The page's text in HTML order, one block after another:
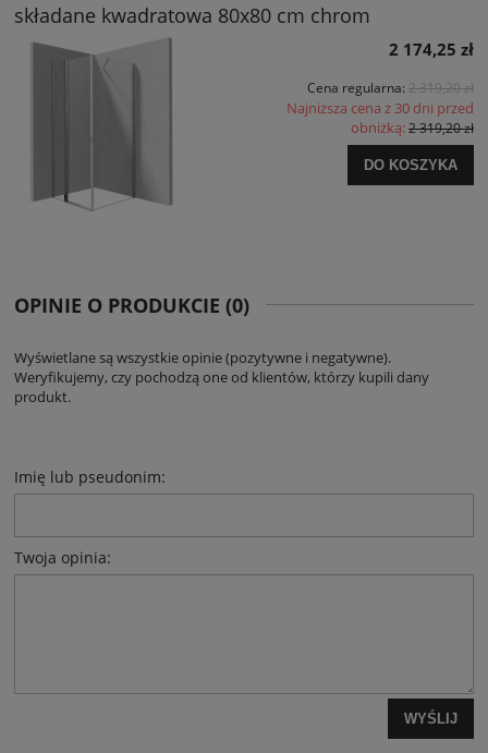
składane kwadratowa 80x80 cm chrom
2 174,25 zł
Cena regularna: 2 319,20 zł
Najniższa cena z 30 dni przed
obniżką:2 319,20 zł
DO KOSZYKA
OPINIE O PRODUKCIE (0)
Wyświetlane są wszystkie opinie (pozytywne i negatywne).
Weryfikujemy, czy pochodzą one od klientów, którzy kupili dany
produkt.
Imię lub pseudonim:
Twoja opinia:
WYŚLIJ